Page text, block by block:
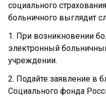
социального
больничного выглядит
1. При возникновении
электронный
учреждении.
2. Подайте заявление в
Социального фонда